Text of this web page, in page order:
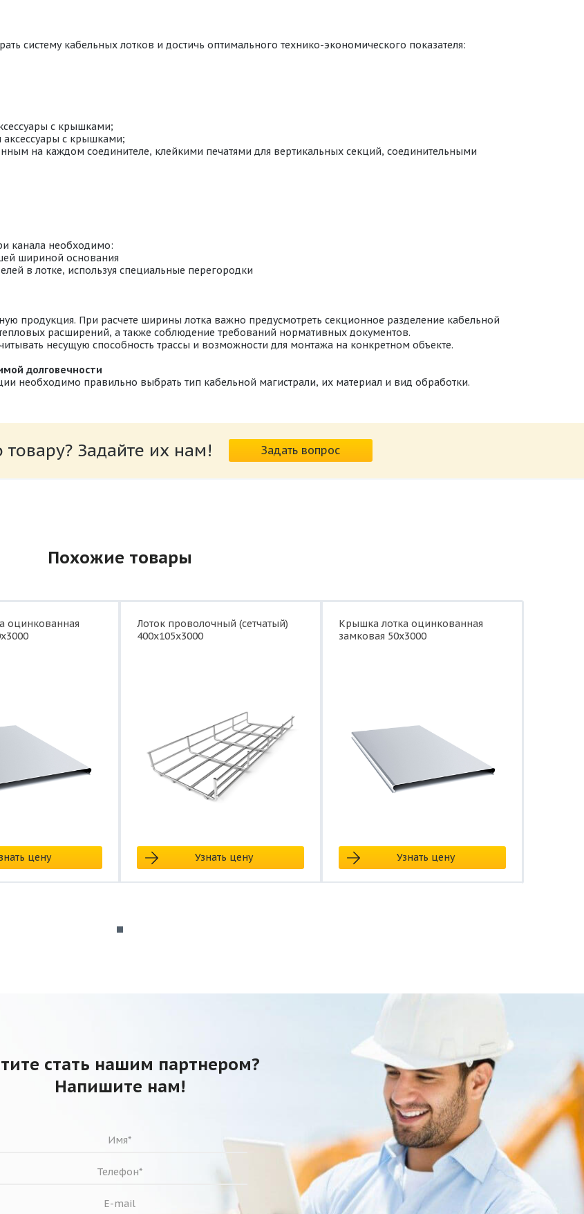
систему кабельных лотков и достичь оптимального технико-экономического показателя:
с крышками;
с крышками;
на каждом соединителе, клейкими печатями для вертикальных секций, соединительными
канала необходимо:
шириной основания
в лотке, используя специальные перегородки
продукция. При расчете ширины лотка важно предусмотреть секционное разделение кабельной
расширений, а также соблюдение требований нормативных документов.
несущую способность трассы и возможности для монтажа на конкретном объекте.
долговечности
необходимо правильно выбрать тип кабельной магистрали, их материал и вид обработки.
товару? Задайте их нам! Задать вопрос
Похожие товары
оцинкованная
цену
Лоток проволочный (сетчатый)
400x105x3000
Узнать цену
Крышка лотка оцинкованная
замковая 50x3000
Узнать цену
стать нашим партнером?
Напишите нам!